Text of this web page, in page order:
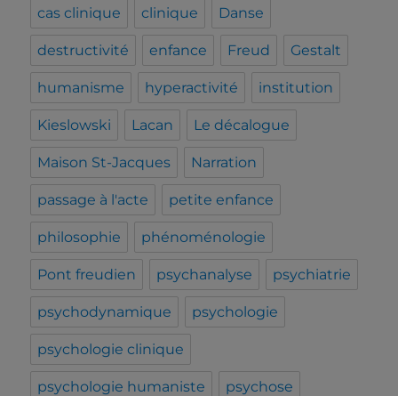
cas clinique clinique Danse
destructivité enfance Freud Gestalt
humanisme hyperactivité institution
Kieslowski Lacan Le décalogue
Maison St-Jacques Narration
passage à l'acte petite enfance
philosophie phénoménologie
Pont freudien psychanalyse psychiatrie
psychodynamique psychologie
psychologie clinique
psychologie humaniste psychose